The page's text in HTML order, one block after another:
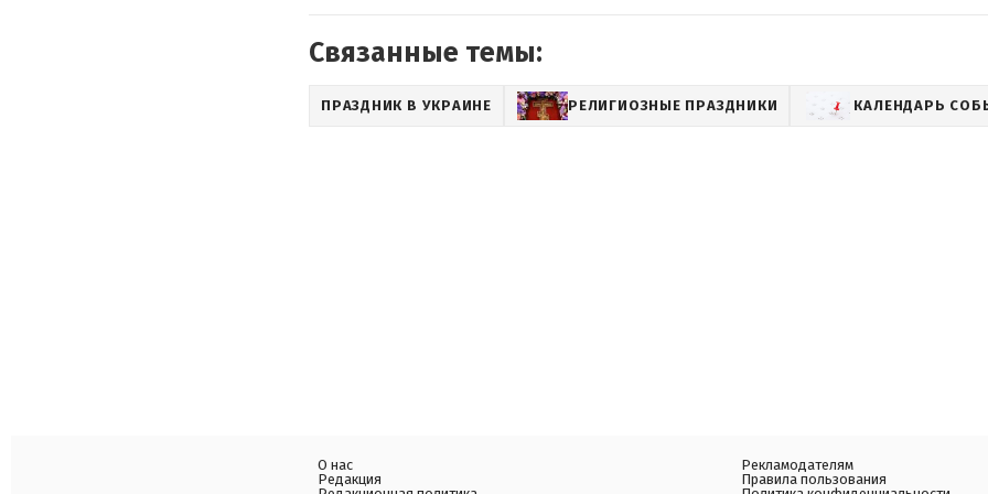
Связанные темы:
ПРАЗДНИК В УКРАИНЕ РЕЛИГИОЗНЫЕ ПРАЗДНИКИ КАЛЕНДАРЬ
О нас
Редакция
Рекламодателям
Правила пользования